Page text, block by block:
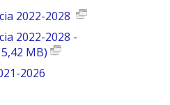
2022-2028
2022-2028 -
MB)
2026